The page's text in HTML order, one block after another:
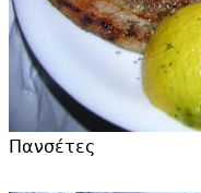
Πανσέτες